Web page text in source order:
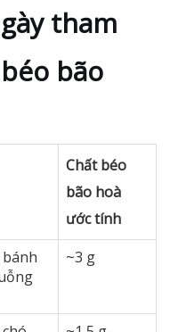
tham
bão
Chất béo
bão hoà
ước tính
bánh
~3 g